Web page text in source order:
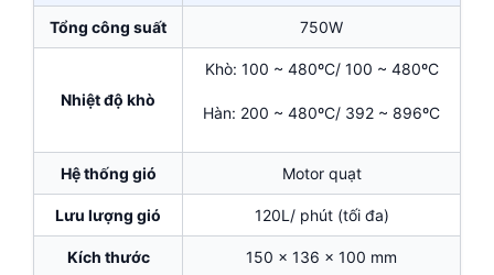
Tổng công suất 750W
Nhiệt độ khò
Khò: 100 ~ 480ºC/ 100 ~ 480ºC
Hàn: 200 ~ 480ºC/ 392 ~ 896ºC
Hệ thống gió Motor quạt
Lưu lượng gió 120L/ phút (tối đa)
Kích thước 150 x 136 x 100 mm